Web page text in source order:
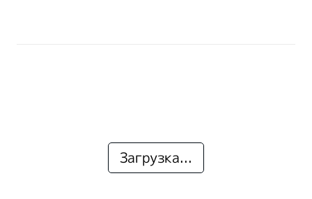
Загрузка...